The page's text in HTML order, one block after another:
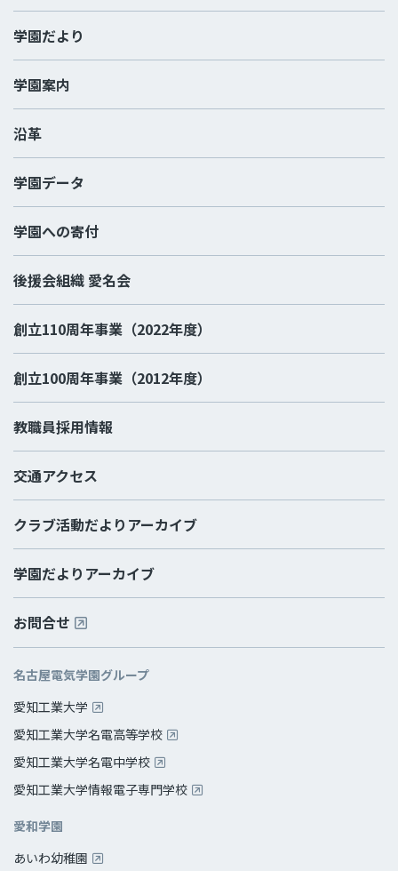
学園だより
学園案内
沿革
学園データ
学園への寄付
後援会組織 愛名会
創立110周年事業（2022年度）
創立100周年事業（2012年度）
教職員採用情報
交通アクセス
クラブ活動だよりアーカイブ
学園だよりアーカイブ
お問合せ
名古屋電気学園グループ
愛知工業大学
愛知工業大学名電高等学校
愛知工業大学名電中学校
愛知工業大学情報電子専門学校
愛和学園
あいわ幼稚園